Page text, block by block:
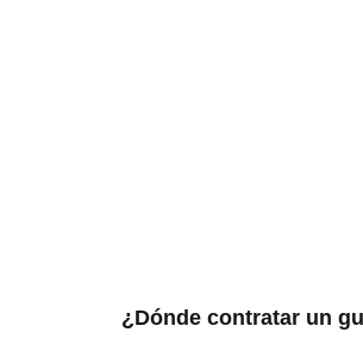
¿Dónde contratar un